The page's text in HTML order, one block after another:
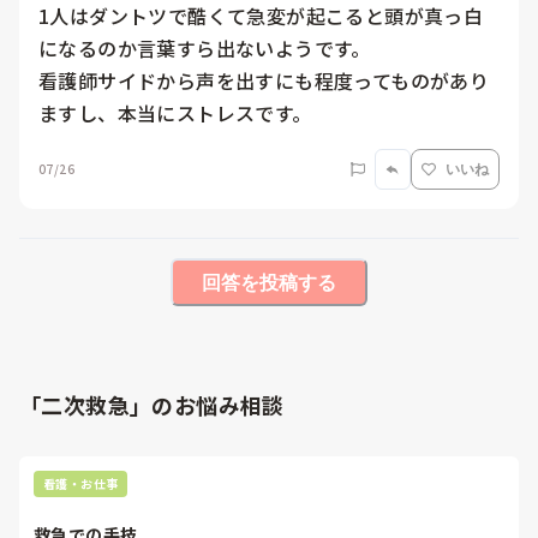
1人はダントツで酷くて急変が起こると頭が真っ白
になるのか言葉すら出ないようです。
看護師サイドから声を出すにも程度ってものがあり
ますし、本当にストレスです。
07/26 いいね
回答を投稿する
「二次救急」のお悩み相談
看護・お仕事